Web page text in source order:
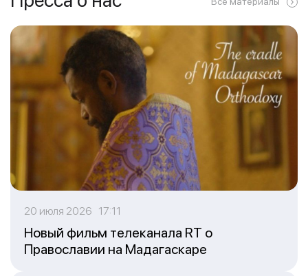
20 июля 2026 17:11
Новый фильм телеканала RT о
Православии на Мадагаскаре